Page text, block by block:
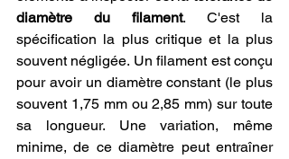
diamètre du filament. C'est la
spécification la plus critique et la plus
souvent négligée. Un filament est conçu
pour avoir un diamètre constant (le plus
souvent 1,75 mm ou 2,85 mm) sur toute
sa longueur. Une variation, même
minime, de ce diamètre peut entraîner